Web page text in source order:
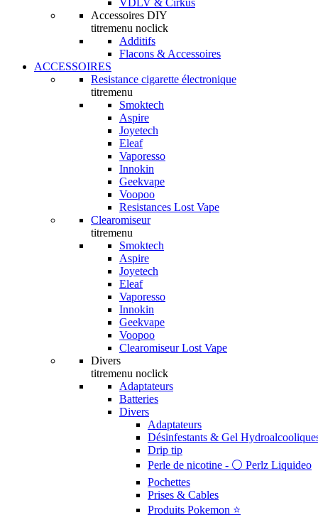
VDLV & Cirkus
Accessoires DIY
titremenu noclick
Additifs
Flacons & Accessoires
ACCESSOIRES
Resistance cigarette électronique
titremenu
Smoktech
Aspire
Joyetech
Eleaf
Vaporesso
Innokin
Geekvape
Voopoo
Resistances Lost Vape
Clearomiseur
titremenu
Smoktech
Aspire
Joyetech
Eleaf
Vaporesso
Innokin
Geekvape
Voopoo
Clearomiseur Lost Vape
Divers
titremenu noclick
Adaptateurs
Batteries
Divers
Adaptateurs
Désinfestants & Gel
Drip tip
Perle de nicotine - ⚪️ Perlz Liquideo
Pochettes
Prises & Cables
Produits Pokemon ⭐️